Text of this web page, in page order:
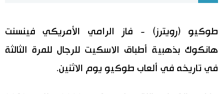
اليابان في فيديو
مانغا وأنيمي
طوكيو (رويترز) - فاز الرامي الأمريكي فينسنت
هانكوك بذهبية أطباق الاسكيت للرجال للمرة الثالثة
في تاريخه في ألعاب طوكيو يوم الاثنين.